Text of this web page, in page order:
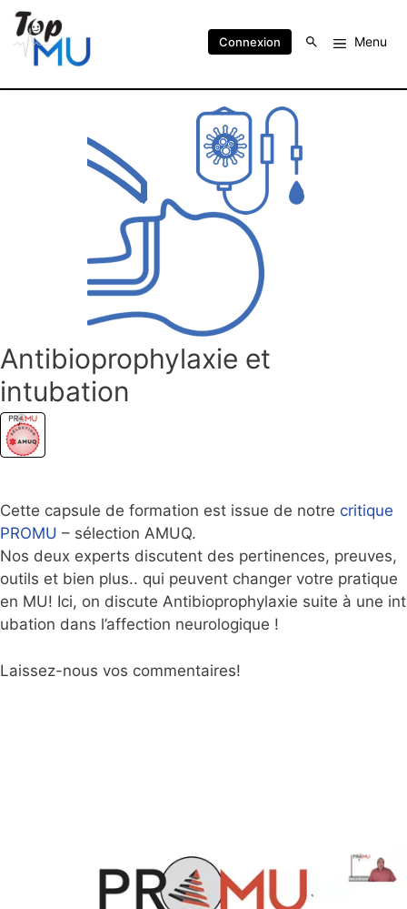
Connexion Menu
Antibioprophylaxie et
intubation
Cette capsule de formation est issue de notre critique
PROMU – sélection AMUQ.
Nos deux experts discutent des pertinences, preuves,
outils et bien plus.. qui peuvent changer votre pratique
en MU! Ici, on discute Antibioprophylaxie suite à une int
ubation dans l’affection neurologique !
Laissez-nous vos commentaires!